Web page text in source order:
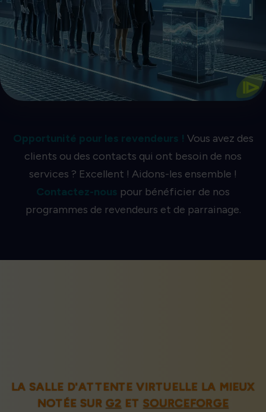
⧐
L'IA la plus précise pour les files
d'attente
Une plus grande précision signifie des files d'attente
plus rapides, ce qui se traduit par une augmentation des
Opportunité pour les revendeurs ! Vous avez des
clients ou des contacts qui ont besoin de nos
services ? Excellent ! Aidons-les ensemble !
Contactez-nous pour bénéficier de nos
programmes de revendeurs et de parrainage.
LA SALLE D'ATTENTE VIRTUELLE LA MIEUX
NOTÉE SUR G2 ET SOURCEFORGE